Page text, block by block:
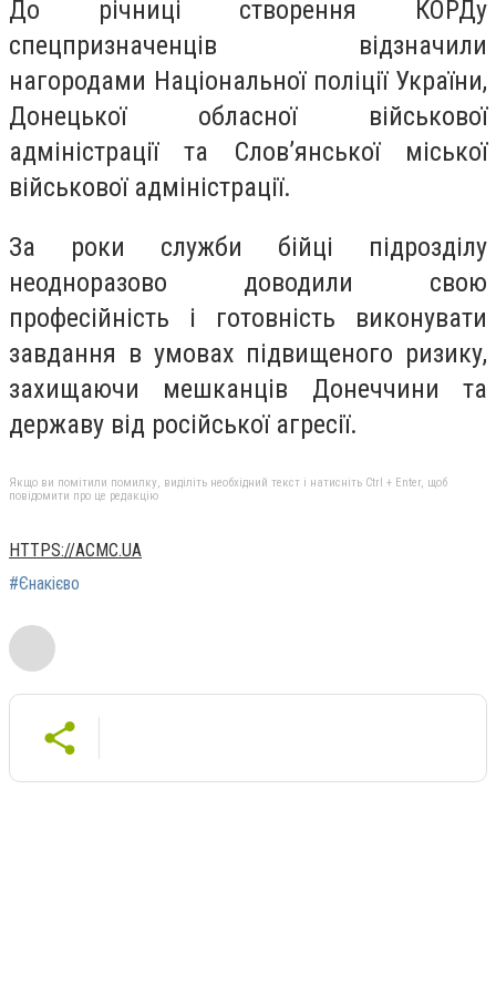
До річниці створення КОРДу
спецпризначенців відзначили
нагородами Національної поліції України,
Донецької обласної військової
адміністрації та Слов’янської міської
військової адміністрації.
За роки служби бійці підрозділу
неодноразово доводили свою
професійність і готовність виконувати
завдання в умовах підвищеного ризику,
захищаючи мешканців Донеччини та
державу від російської агресії.
Якщо ви помітили помилку, виділіть необхідний текст і натисніть Ctrl + Enter, щоб
повідомити про це редакцію
HTTPS://ACMC.UA
#Єнакієво